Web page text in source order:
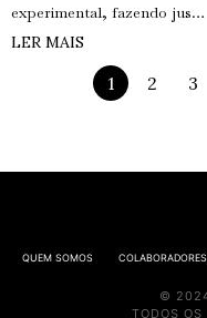
experimental, fazendo jus…
LER MAIS
1 2 3
QUEM SOMOS COLABORADORES
© 2024
TODOS OS